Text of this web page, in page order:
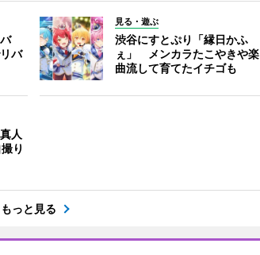
バ
見る・遊ぶ
渋谷にすとぷり「縁日かふ
ぇ」 メンカラたこやきや楽
曲流して育てたイチゴも
人
り
もっと見る